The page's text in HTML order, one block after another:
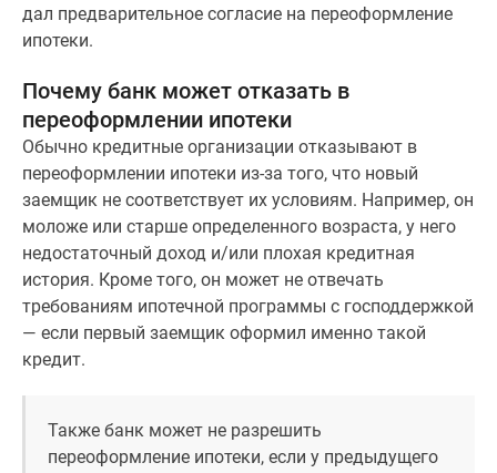
дал предварительное согласие на переоформление
ипотеки.
Почему банк может отказать в
переоформлении ипотеки
Обычно кредитные организации отказывают в
переоформлении ипотеки из-за того, что новый
заемщик не соответствует их условиям. Например, он
моложе или старше определенного возраста, у него
недостаточный доход и/или плохая кредитная
история. Кроме того, он может не отвечать
требованиям ипотечной программы с господдержкой
— если первый заемщик оформил именно такой
кредит.
Также банк может не разрешить
переоформление ипотеки, если у предыдущего